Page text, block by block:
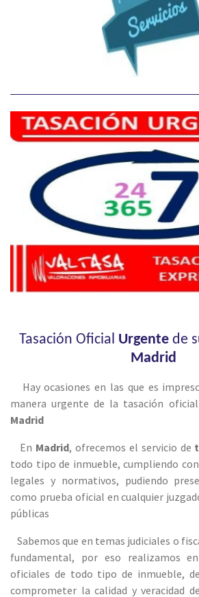
Tasación Oficial Urgente de
Madrid
Hay ocasiones en las que es
manera urgente de la tasación
Madrid
En Madrid, ofrecemos el servicio de
todo tipo de inmueble, cumpliendo
legales y normativos, pudiendo
como prueba oficial en cualquier
públicas
Sabemos que en temas judiciales o
fundamental, por eso realizamos en
oficiales de todo tipo de inmueble,
comprometer la calidad y veracidad